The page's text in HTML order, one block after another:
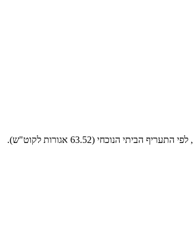
, לפי התעריף הביתי הנוכחי (63.52 אגורות לקוט"ש).